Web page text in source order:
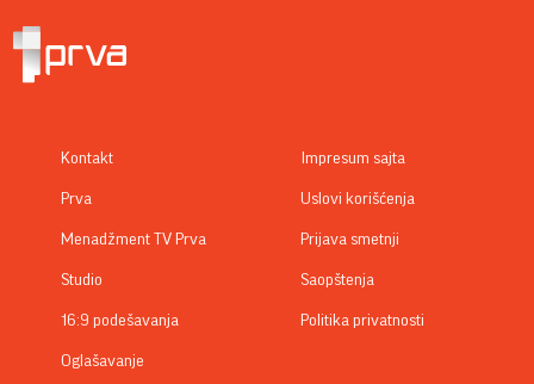
Kontakt
Prva
Menadžment TV Prva
Studio
16:9 podešavanja
Oglašavanje
Impresum sajta
Uslovi korišćenja
Prijava smetnji
Saopštenja
Politika privatnosti